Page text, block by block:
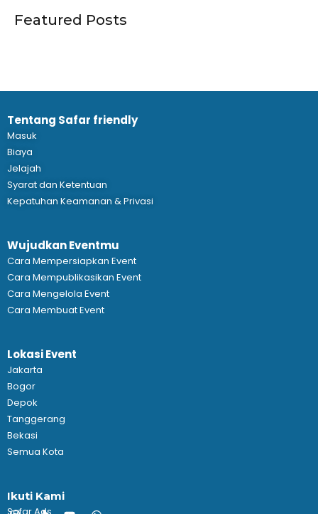
Featured Posts
Tentang Safar friendly
Masuk
Biaya
Jelajah
Syarat dan Ketentuan
Kepatuhan Keamanan & Privasi
Wujudkan Eventmu
Cara Mempersiapkan Event
Cara Mempublikasikan Event
Cara Mengelola Event
Cara Membuat Event
Lokasi Event
Jakarta
Bogor
Depok
Tanggerang
Bekasi
Semua Kota
Ikuti Kami